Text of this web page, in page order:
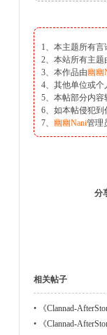
1、本主题所有
2、本站所有主
3、本作品由幽幽
4、其他单位或
5、本帖部分内
6、如本帖侵犯
7、 幽幽Nani管理
分
相关帖子
• 《Clannad-
•
《Clannad-